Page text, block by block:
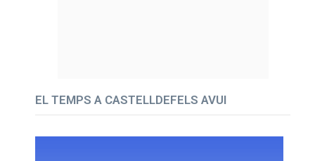
EL TEMPS A CASTELLDEFELS AVUI